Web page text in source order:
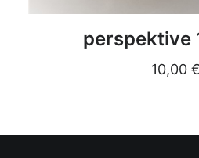
DETAILS
perspektive
10,00 €